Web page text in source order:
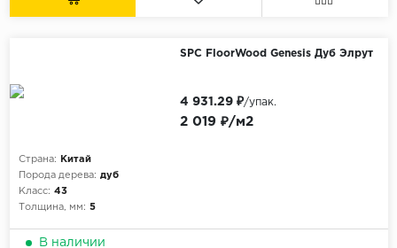
SPC FloorWood Genesis Дуб Элрут
Страна:
Китай
Порода дерева: дуб
Класс: 43
Толщина, мм: 5
2 019 ₽/м2
4 931.29 ₽/упак.
В наличии